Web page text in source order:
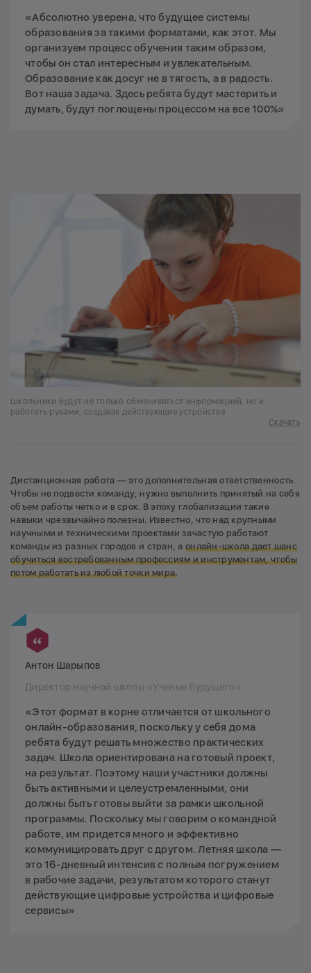
«Абсолютно уверена, что будущее системы
образования за такими форматами, как этот. Мы
организуем процесс обучения таким образом,
чтобы он стал интересным и увлекательным.
Образование как досуг не в тягость, а в радость.
Вот наша задача. Здесь ребята будут мастерить и
думать, будут поглощены процессом на все 100%»
Школьники будут не только обмениваться информацией, но и
работать руками, создавая действующие устройства
Скачать
Дистанционная работа — это дополнительная ответственность.
Чтобы не подвести команду, нужно выполнить принятый на себя
объем работы четко и в срок. В эпоху глобализации такие
навыки чрезвычайно полезны. Известно, что над крупными
научными и техническими проектами зачастую работают
команды из разных городов и стран, а онлайн-школа дает шанс
обучиться востребованным профессиям и инструментам, чтобы
потом работать из любой точки мира.
Антон Шарыпов
Директор научной школы «Ученые будущего»
«Этот формат в корне отличается от школьного
онлайн-образования, поскольку у себя дома
ребята будут решать множество практических
задач. Школа ориентирована на готовый проект,
на результат. Поэтому наши участники должны
быть активными и целеустремленными, они
должны быть готовы выйти за рамки школьной
программы. Поскольку мы говорим о командной
работе, им придется много и эффективно
коммуницировать друг с другом. Летняя школа —
это 16-дневный интенсив с полным погружением
в рабочие задачи, результатом которого станут
действующие цифровые устройства и цифровые
сервисы»